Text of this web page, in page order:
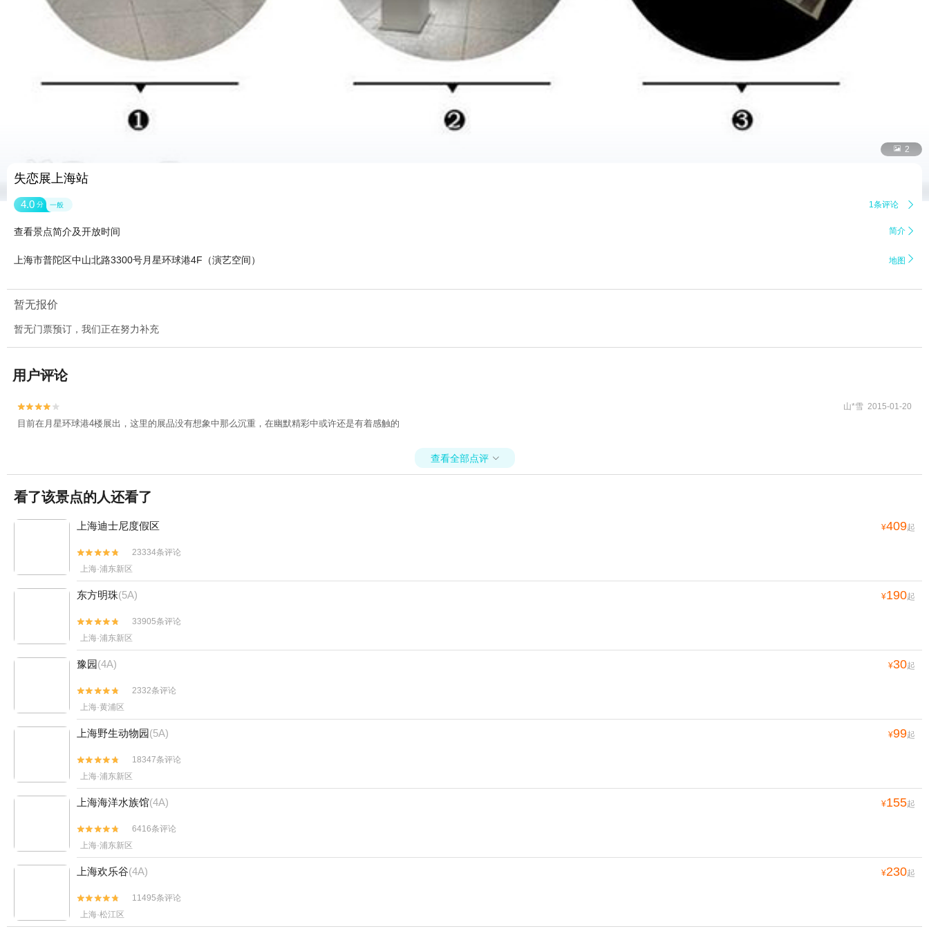
 2
失恋展上海站
4.0 分 一般 1条评论 
查看景点简介及开放时间 简介 
上海市普陀区中山北路3300号月星环球港4F（演艺空间） 地图 
暂无报价
暂无门票预订，我们正在努力补充
用户评论

 山*雪 2015-01-20
目前在月星环球港4楼展出，这里的展品没有想象中那么沉重，在幽默精彩中或许还是有着感触的
查看全部点评 
看了该景点的人还看了
上海迪士尼度假区 ¥409起


23334条评论
上海·浦东新区
东方明珠(5A) ¥190起


33905条评论
上海·浦东新区
豫园(4A) ¥30起


2332条评论
上海·黄浦区
上海野生动物园(5A) ¥99起


18347条评论
上海·浦东新区
上海海洋水族馆(4A) ¥155起


6416条评论
上海·浦东新区
上海欢乐谷(4A) ¥230起


11495条评论
上海·松江区